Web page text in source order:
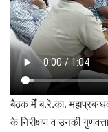
बैठक मेँ ब.रे.का.
के निरीक्षण व उनकी